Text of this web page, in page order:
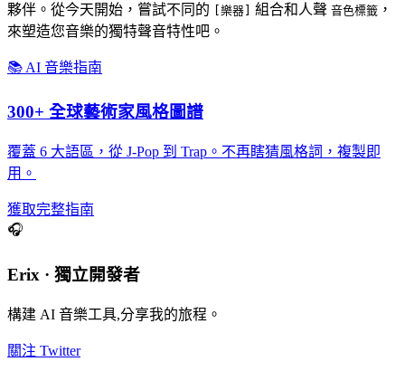
夥伴。從今天開始，嘗試不同的
[樂器] 組合和人聲 音色標籤 ，
來塑造您音樂的獨特聲音特性吧。
📚 AI 音樂指南
300+ 全球藝術家風格圖譜
覆蓋 6 大語區，從 J-Pop 到 Trap。不再瞎猜風格詞，複製即
用。
獲取完整指南
🎧
Erix · 獨立開發者
構建 AI 音樂工具,分享我的旅程。
關注 Twitter